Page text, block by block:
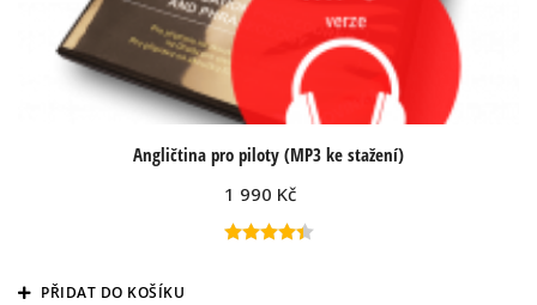
Angličtina pro piloty (MP3 ke stažení)
1 990 Kč
PŘIDAT DO KOŠÍKU